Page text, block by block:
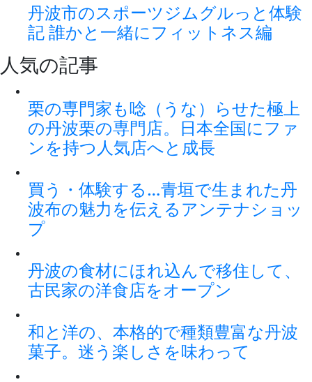
丹波市のスポーツジムグルっと体験
記 誰かと一緒にフィットネス編
人気の記事
栗の専門家も唸（うな）らせた極上
の丹波栗の専門店。日本全国にファ
ンを持つ人気店へと成長
買う・体験する…青垣で生まれた丹
波布の魅力を伝えるアンテナショッ
プ
丹波の食材にほれ込んで移住して、
古民家の洋食店をオープン
和と洋の、本格的で種類豊富な丹波
菓子。迷う楽しさを味わって